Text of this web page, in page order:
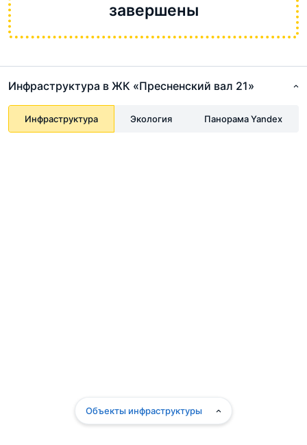
завершены
Инфраструктура в ЖК «Пресненский вал 21»
Инфраструктура Экология Панорама Yandex
Объекты инфраструктуры